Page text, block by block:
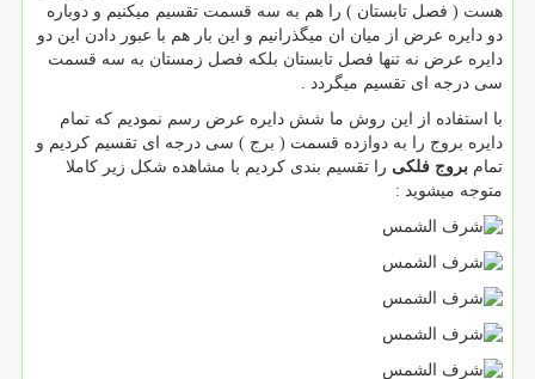
هست ( فصل تابستان ) را هم به سه قسمت تقسیم میکنیم و دوباره
دو دایره عرض از میان ان میگذرانیم و این بار هم با عبور دادن این دو
دایره عرض نه تنها فصل تابستان بلکه فصل زمستان به سه قسمت
سی درجه ای تقسیم میگردد .
با استفاده از این روش ما شش دایره عرض رسم نمودیم که تمام
دایره بروج را به دوازده قسمت ( برج ) سی درجه ای تقسیم کردیم و
تمام بروج فلکی را تقسیم بندی کردیم با مشاهده شکل زیر کاملا
متوجه میشوید :